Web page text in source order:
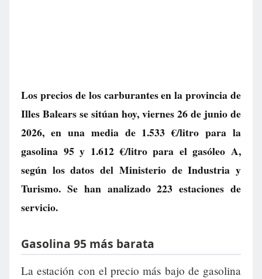
Los precios de los carburantes en la provincia de
Illes Balears se sitúan hoy, viernes 26 de junio de
2026, en una media de 1.533 €/litro para la
gasolina 95 y 1.612 €/litropara el gasóleo A,
según los datos del Ministerio de Industria y
Turismo. Se han analizado 223 estaciones de
servicio.
Gasolina 95 más barata
La estación con el precio más bajo de gasolina